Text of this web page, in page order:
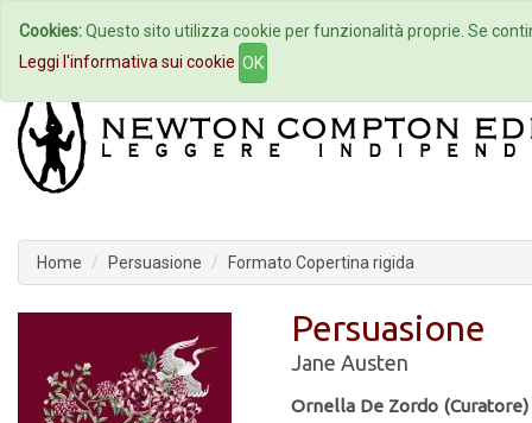
Home Autori Eventi
Home Persuasione Formato Copertina rigida
Persuasione
Jane Austen
Ornella De Zordo (Curatore)
Cookies:Questo sito utilizza cookie per funzionalità proprie. Se
Leggi l'informativa sui cookie OK